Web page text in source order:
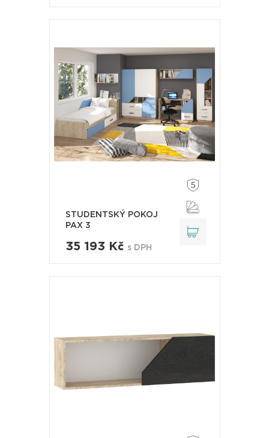
STUDENTSKÝ POKOJ
PAX 3
35 193 Kč s DPH